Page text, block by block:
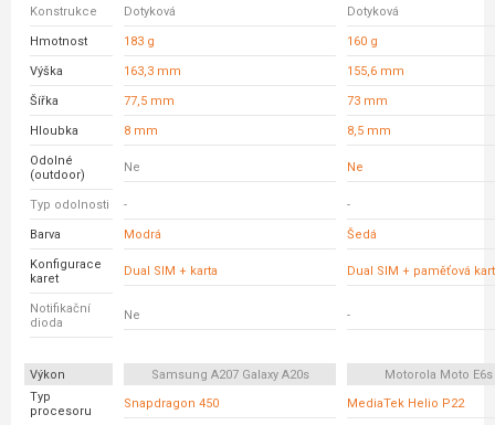
Konstrukce Dotyková Dotyková
Hmotnost 183 g 160 g
Výška 163,3 mm 155,6 mm
Šířka 77,5 mm 73 mm
Hloubka 8 mm 8,5 mm
Odolné
(outdoor)
Ne Ne
Typ odolnosti - -
Barva Modrá Šedá
Konfigurace
karet
Dual SIM + karta Dual SIM + paměťová
Notifikační
dioda
Ne -
Výkon Samsung A207 Galaxy A20s
Motorola Moto
Typ
procesoru
Snapdragon 450 MediaTek Helio P22